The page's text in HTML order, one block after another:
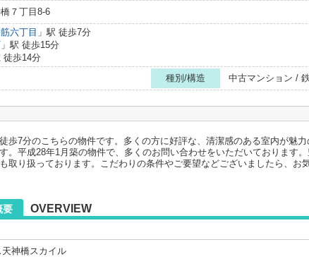
７丁目8-6
六丁目 」駅 徒歩7分
」駅 徒歩15分
徒歩14分
種別/構造 中古マンション /
歩7分のこちらの物件です。多くの方に好評な、清潔感のある室内が魅
。平成28年1月築の物件で、多くのお問い合わせをいただいております
取り扱っております。こだわりの条件やご要望などございましたら、お
要 OVERVIEW
神橋スカイル